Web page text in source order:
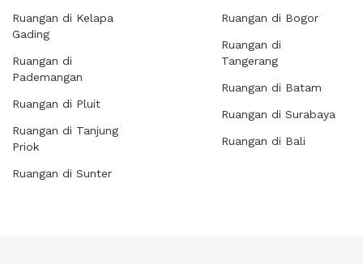
Ruangan di Kelapa
Gading
Ruangan di
Pademangan
Ruangan di Pluit
Ruangan di Tanjung
Priok
Ruangan di Sunter
Ruangan di Bogor
Ruangan di
Tangerang
Ruangan di Batam
Ruangan di Surabaya
Ruangan di Bali